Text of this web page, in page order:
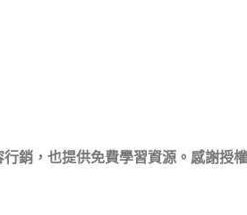
銷，也提供免費學習資源。感謝授